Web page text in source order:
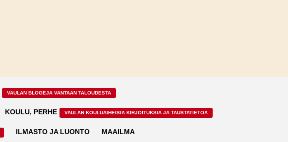
VAULAN BLOGEJA VANTAAN TALOUDESTA
KOULU, PERHE VAULAN KOULUAIHEISIA KIRJOITUKSIA JA TAUSTATIETOA
ILMASTO JA LUONTO MAAILMA